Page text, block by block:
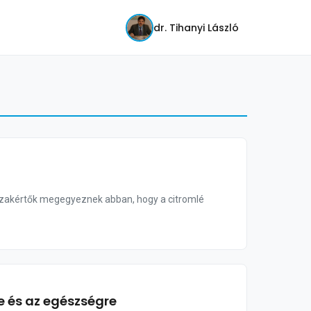
dr. Tihanyi László
megegyeznek abban, hogy a citromlé
az egészségre